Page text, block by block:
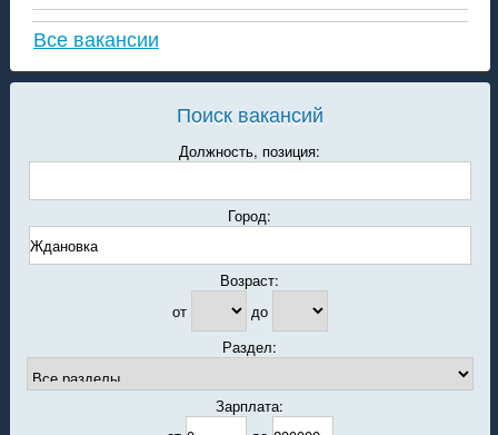
Все вакансии
Поиск вакансий
Должность, позиция:
Город:
Возраст:
от
до
Раздел:
Зарплата: